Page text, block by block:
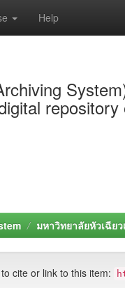
Help
มหาวิทยาลัยหัวเฉีย
cite or link to this item: